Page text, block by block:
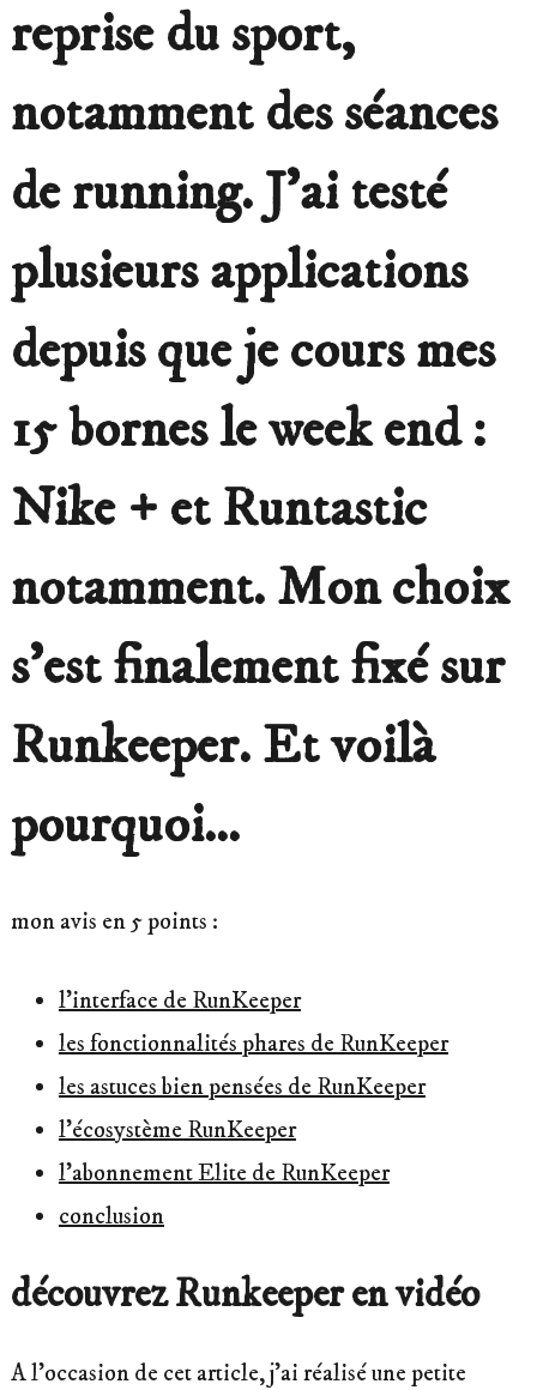
reprise du sport,
notamment des séances
derunning. J’ai testé
plusieurs applications
depuis que je cours mes
15 bornes le week end :
Nike + etRuntastic
notamment. Mon choix
s’est finalement fixé sur
Runkeeper. Et voilà
pourquoi…
mon avis en 5 points :
l’interface de RunKeeper
les fonctionnalités phares de RunKeeper
les astuces bien pensées de RunKeeper
l’écosystème RunKeeper
l’abonnement Elite de RunKeeper
conclusion
découvrez Runkeeper en vidéo
A l’occasion de cet article, j’ai réalisé une petite